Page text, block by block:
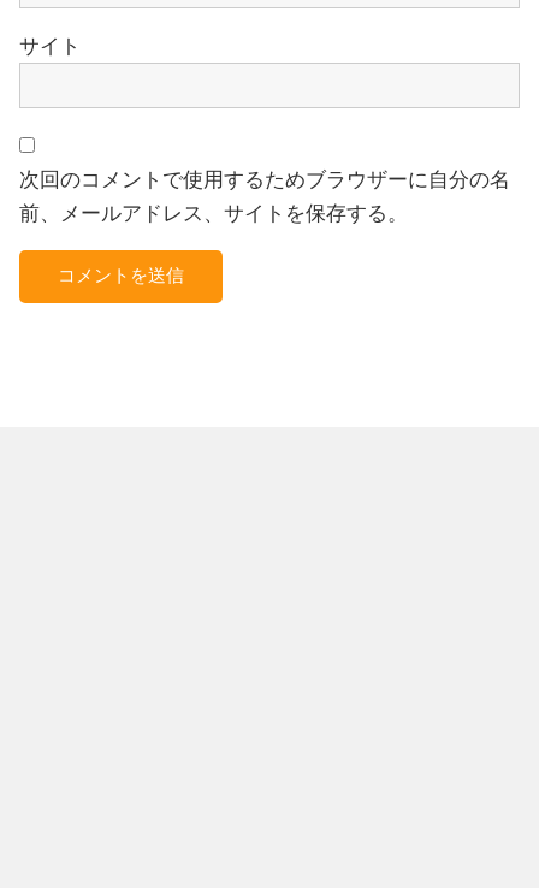
サイト
次回のコメントで使用するためブラウザーに自分の名
前、メールアドレス、サイトを保存する。